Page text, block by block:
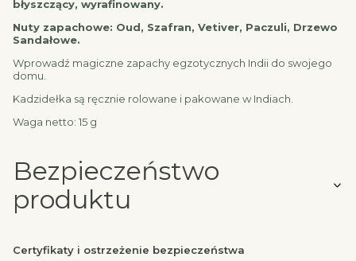
błyszczący, wyrafinowany.
Nuty zapachowe: Oud, Szafran, Vetiver, Paczuli, Drzewo
Sandałowe.
Wprowadź magiczne zapachy egzotycznych Indii do swojego
domu.
Kadzidełka są ręcznie rolowane i pakowane w Indiach.
Waga netto: 15 g
Bezpieczeństwo
produktu
Certyfikaty i ostrzeżenie bezpieczeństwa